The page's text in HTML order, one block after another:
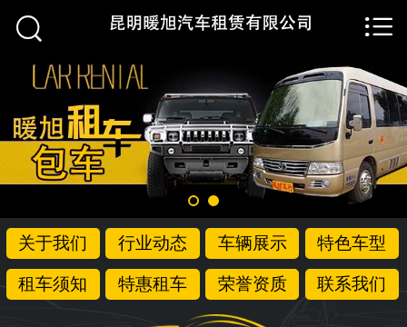
 首页
关于我们
行业动态
车辆展示
租车须知
特惠租车


关于我们 行业动态 车辆展示 特色车型
租车须知 特惠租车 荣誉资质 联系我们